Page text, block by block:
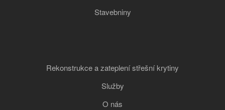
Stavebniny
Rekonstrukce a zateplení střešní krytiny
Služby
O nás